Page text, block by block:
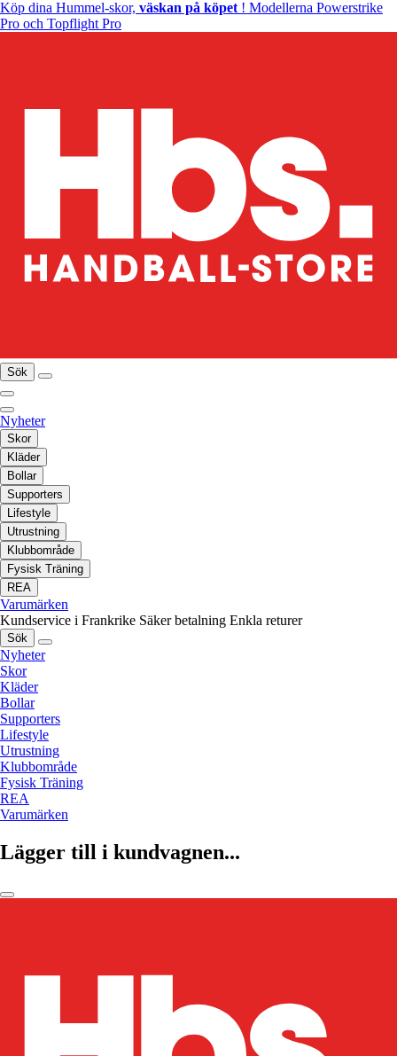
Köp dina Hummel-skor, väskan på köpet ! Modellerna Powerstrike
Pro och Topflight Pro
Sök
Nyheter
Skor
Kläder
Bollar
Supporters
Lifestyle
Utrustning
Klubbområde
Fysisk Träning
REA
Varumärken
Kundservice i Frankrike Säker betalning Enkla returer
Sök
Nyheter
Skor
Kläder
Bollar
Supporters
Lifestyle
Utrustning
Klubbområde
Fysisk Träning
REA
Varumärken
Lägger till i kundvagnen...